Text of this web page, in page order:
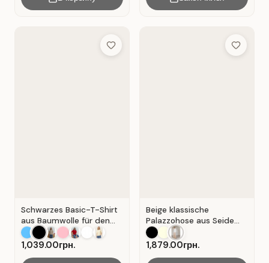
Add to Wish List
Schwarzes Basic-T-Shirt
aus Baumwolle für den
Alltag . Schwarz.
1,039.00грн.
Add to
Beige klassische
Palazzohose aus Seide
mit Falten . Beige .
1,879.00грн.